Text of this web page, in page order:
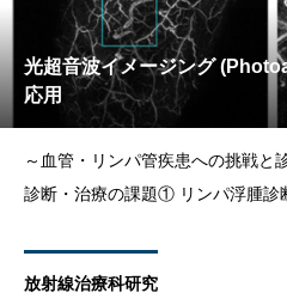
光超音波イメージング
応用
～血管・リンパ管疾患への挑戦と
診断・治療の課題① リンパ浮腫診
功は、直径わずか0.5 mm程の微細
放射線治療科研究